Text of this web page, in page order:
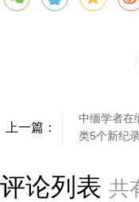
上一篇：
中缅学者在
类5个新纪
评论列表 共